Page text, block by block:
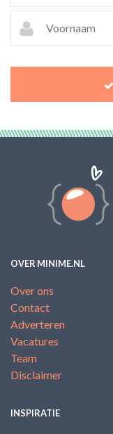
OVER MINIME.NL
Over ons
Contact
Adverteren
Vacatures
Team
Disclaimer
INSPIRATIE